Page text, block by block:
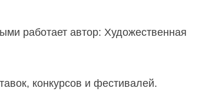
работает автор: Художественная
конкурсов и фестивалей.